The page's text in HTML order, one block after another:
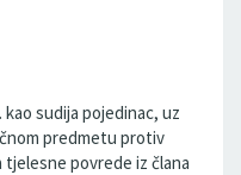
sudija pojedinac, uz
predmetu protiv
tjelesne povrede iz člana